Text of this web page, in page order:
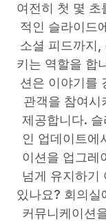
여전히 첫 몇 초
적인 슬라이드
소셜 피드까지,
키는 역할을 합
션은 이야기를
관객을 참여시
제공합니다.
인 업데이트에
이션을 업그레
넘게 유지하기
있나요? 회의실
커뮤니케이션